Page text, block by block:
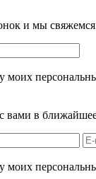
и мы
моих
вами в
моих